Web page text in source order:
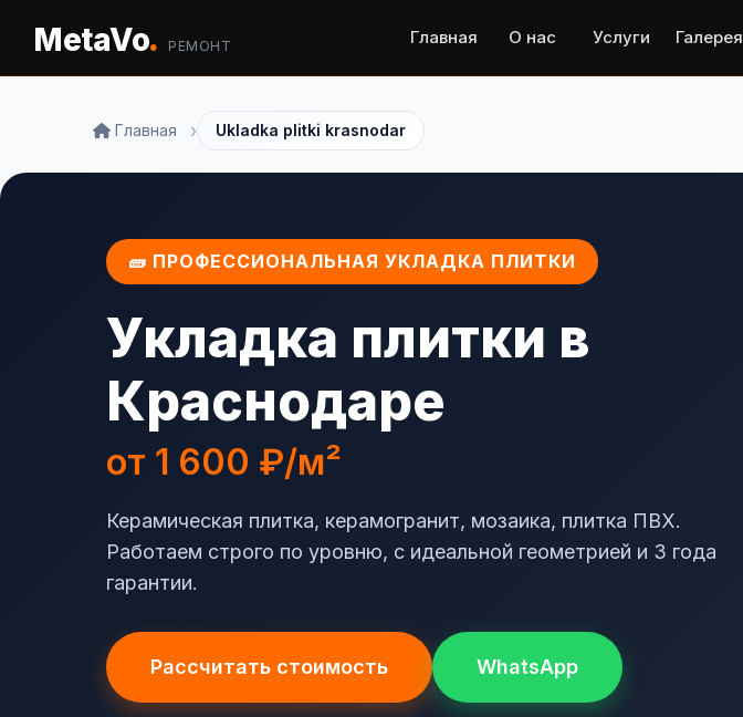
MetaVo. РЕМОНТ Главная О нас Услуги Галерея
Главная › Ukladka plitki krasnodar
🧱 ПРОФЕССИОНАЛЬНАЯ УКЛАДКА ПЛИТКИ
Укладка плитки в
Краснодаре
от 1 600 ₽/м²
Керамическая плитка, керамогранит, мозаика, плитка ПВХ.
Работаем строго по уровню, с идеальной геометрией и 3 года
гарантии.
Рассчитать стоимость WhatsApp